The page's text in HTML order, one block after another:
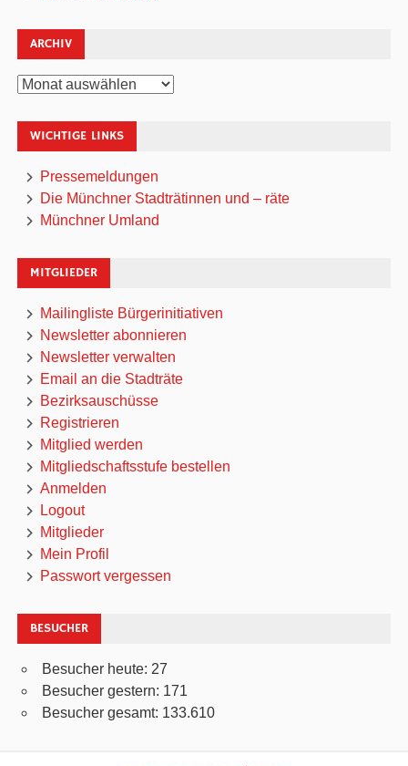
ARCHIV
Archiv
WICHTIGE LINKS
Pressemeldungen
Die Münchner Stadträtinnen und – räte
Münchner Umland
MITGLIEDER
Mailingliste Bürgerinitiativen
Newsletter abonnieren
Newsletter verwalten
Email an die Stadträte
Bezirksauschüsse
Registrieren
Mitglied werden
Mitgliedschaftsstufe bestellen
Anmelden
Logout
Mitglieder
Mein Profil
Passwort vergessen
BESUCHER
Besucher heute: 27
Besucher gestern: 171
Besucher gesamt: 133.610